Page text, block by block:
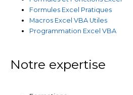
Formules Excel Pratiques
Macros Excel VBA Utiles
Programmation Excel VBA
Notre expertise